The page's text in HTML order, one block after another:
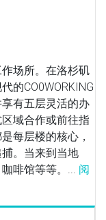
场所。在洛杉矶
的CO0WORKING
有五层灵活的办
域合作或前往指
每层楼的核心，
。当来到当地
啡馆等等。... 阅